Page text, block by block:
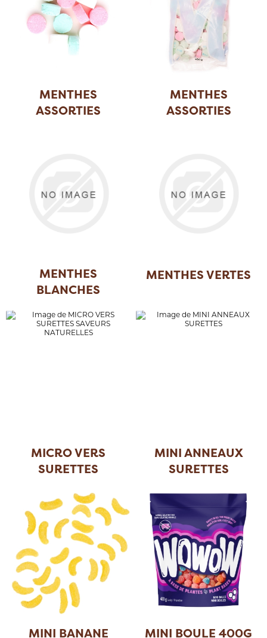
MENTHES
ASSORTIES
MENTHES
ASSORTIES
MENTHES
BLANCHES
MENTHES VERTES
MICRO VERS
SURETTES
MINI ANNEAUX
SURETTES
MINI BANANE MINI BOULE 400G